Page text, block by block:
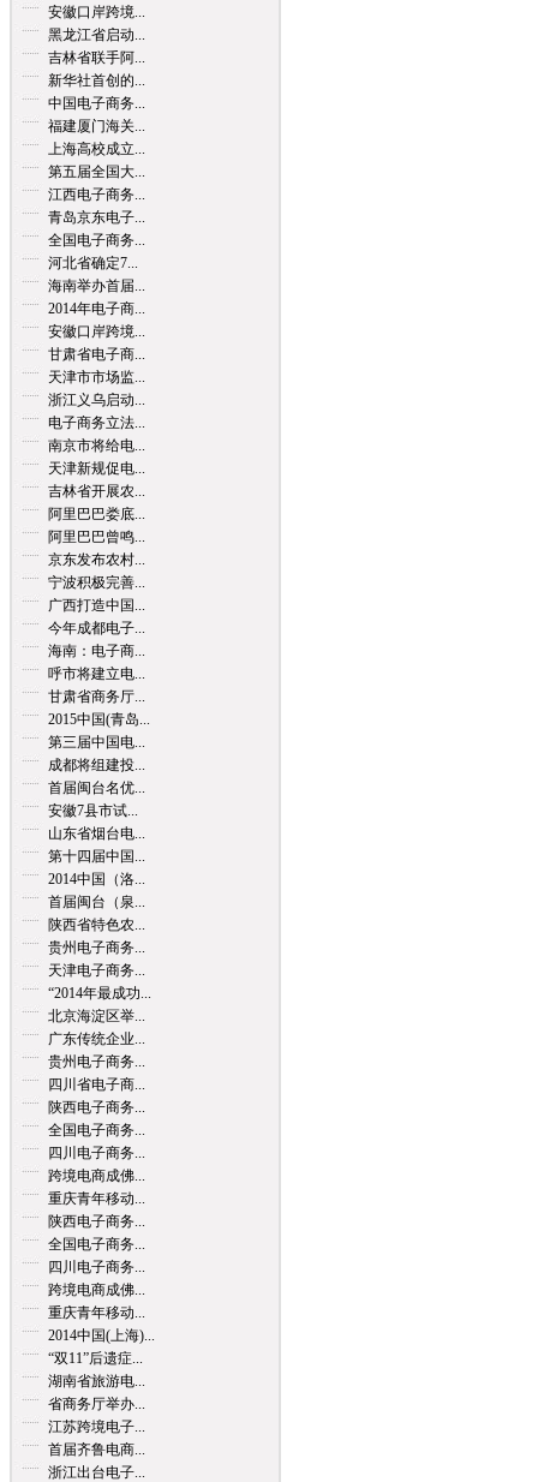
安徽口岸跨境...
黑龙江省启动...
吉林省联手阿...
新华社首创的...
中国电子商务...
福建厦门海关...
上海高校成立...
第五届全国大...
江西电子商务...
青岛京东电子...
全国电子商务...
河北省确定7...
海南举办首届...
2014年电子商...
安徽口岸跨境...
甘肃省电子商...
天津市市场监...
浙江义乌启动...
电子商务立法...
南京市将给电...
天津新规促电...
吉林省开展农...
阿里巴巴娄底...
阿里巴巴曾鸣...
京东发布农村...
宁波积极完善...
广西打造中国...
今年成都电子...
海南：电子商...
呼市将建立电...
甘肃省商务厅...
2015中国(青岛...
第三届中国电...
成都将组建投...
首届闽台名优...
安徽7县市试...
山东省烟台电...
第十四届中国...
2014中国（洛...
首届闽台（泉...
陕西省特色农...
贵州电子商务...
天津电子商务...
“2014年最成功...
北京海淀区举...
广东传统企业...
贵州电子商务...
四川省电子商...
陕西电子商务...
全国电子商务...
四川电子商务...
跨境电商成佛...
重庆青年移动...
陕西电子商务...
全国电子商务...
四川电子商务...
跨境电商成佛...
重庆青年移动...
2014中国(上海)...
“双11”后遗症...
湖南省旅游电...
省商务厅举办...
江苏跨境电子...
首届齐鲁电商...
浙江出台电子...